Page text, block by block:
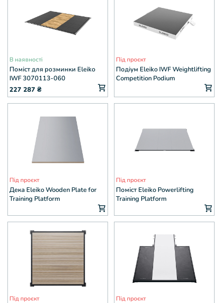
В наявності
Поміст для розминки Eleiko
IWF 3070113-060
227 287 ₴
Під проєкт
Подіум Eleiko IWF Weightlifting
Competition Podium
Під проєкт
Дека Eleiko Wooden Plate for
Training Platform
Під проєкт
Поміст Eleiko Powerlifting
Training Platform
Під проєкт Під проєкт